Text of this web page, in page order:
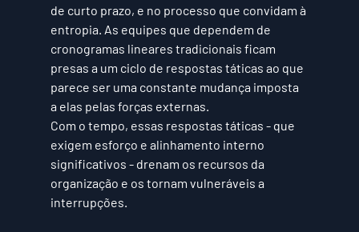
de curto prazo, e no processo que convidam à
entropia. As equipes que dependem de
cronogramas lineares tradicionais ficam
presas a um ciclo de respostas táticas ao que
parece ser uma constante mudança imposta
a elas pelas forças externas.
Com o tempo, essas respostas táticas - que
exigem esforço e alinhamento interno
significativos - drenam os recursos da
organização e os tornam vulneráveis a
interrupções.